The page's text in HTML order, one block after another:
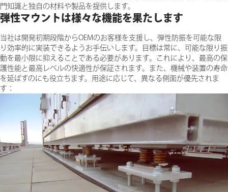
門知識と独自の材料や製品を提供します。
弾性マウントは様々な機能を果たします
当社は開発初期段階からOEMのお客様を支援し、弾性防振を可能な限
り効率的に実装できるようお手伝いします。目標は常に、可能な限り振
動を最小限に抑えることである必要があります。これにより、最高の保
護性能と最高レベルの快適性が保証されます。また、機械や装置の寿命
を延ばすのにも役立ちます。用途に応じて、異なる側面が優先されま
す：